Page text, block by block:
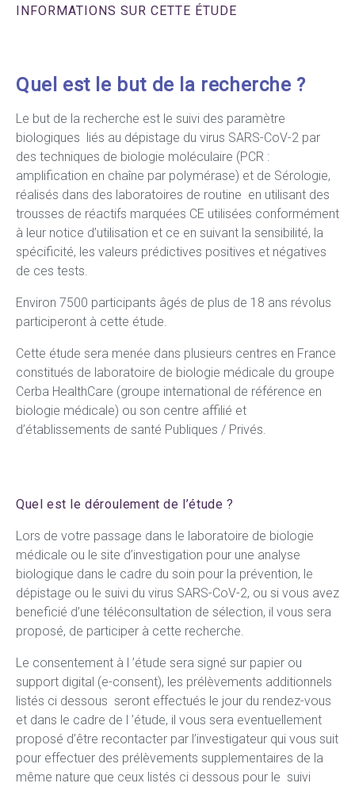
INFORMATIONS SUR CETTE ÉTUDE
Quel est le but de la recherche ?
Le but de la recherche est le suivi des paramètre
biologiques liés au dépistage du virus SARS-CoV-2 par
des techniques de biologie moléculaire (PCR :
amplification en chaîne par polymérase) et de Sérologie,
réalisés dans des laboratoires de routine en utilisant des
trousses de réactifs marquées CE utilisées conformément
à leur notice d’utilisation et ce en suivant la sensibilité, la
spécificité, les valeurs prédictives positives et négatives
de ces tests.
Environ 7500 participants âgés de plus de 18 ans révolus
participeront à cette étude.
Cette étude sera menée dans plusieurs centres en France
constitués de laboratoire de biologie médicale du groupe
Cerba HealthCare (groupe international de référence en
biologie médicale) ou son centre affilié et
d’établissements de santé Publiques / Privés.
Quel est le déroulement de l’étude ?
Lors de votre passage dans le laboratoire de biologie
médicale ou le site d’investigation pour une analyse
biologique dans le cadre du soin pour la prévention, le
dépistage ou le suivi du virus SARS-CoV-2, ou si vous avez
beneficié d’une téléconsultation de sélection, il vous sera
proposé, de participer à cette recherche.
Le consentement à l ’étude sera signé sur papier ou
support digital (e-consent), les prélèvements additionnels
listés ci dessous seront effectués le jour du rendez-vous
et dans le cadre de l ’étude, il vous sera eventuellement
proposé d’être recontacter par l’investigateur qui vous suit
pour effectuer des prélèvements supplementaires de la
même nature que ceux listés ci dessous pour le suivi